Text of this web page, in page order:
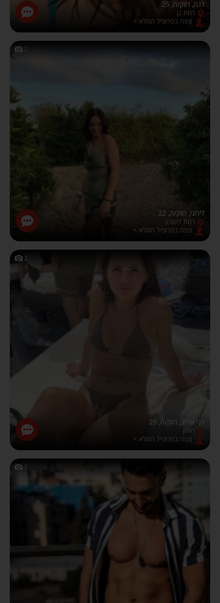
דנה, רווק/ה, 25
רמת גן
צפה בפרופיל המלא >
2
לירוני, רווק/ה, 22
רמת השרון
צפה בפרופיל המלא >
2
דני אלייב, רווק/ה, 29
חולון
צפה בפרופיל המלא >
2